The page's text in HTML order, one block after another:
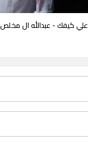
علي كيفك - عبدالله ال مخلص